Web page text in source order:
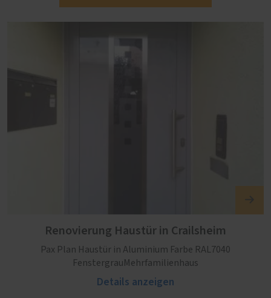
Renovierung Haustür in Crailsheim
Pax Plan Haustür in Aluminium Farbe RAL7040
FenstergrauMehrfamilienhaus
Details anzeigen